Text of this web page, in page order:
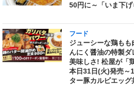
50円に～「いま下げ
フード
ジューシーな鶏も
んにく醤油の特製
美味しさ! 松屋が「
本日31日(火)発売～
ター豚カルビエッグ